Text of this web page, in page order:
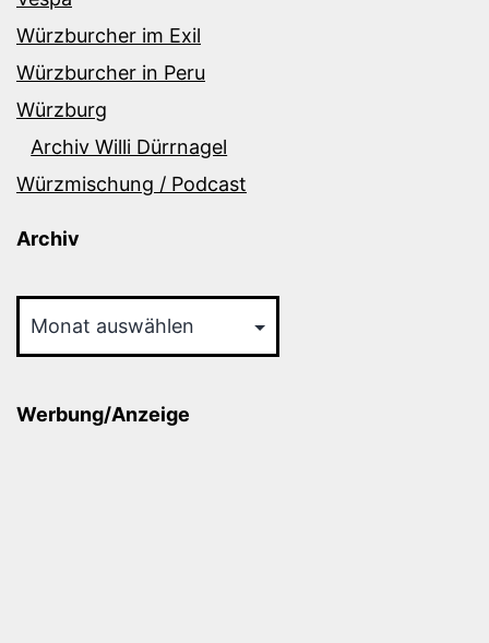
Würzburcher im Exil
Würzburcher in Peru
Würzburg
Archiv Willi Dürrnagel
Würzmischung / Podcast
Archiv
Werbung/Anzeige